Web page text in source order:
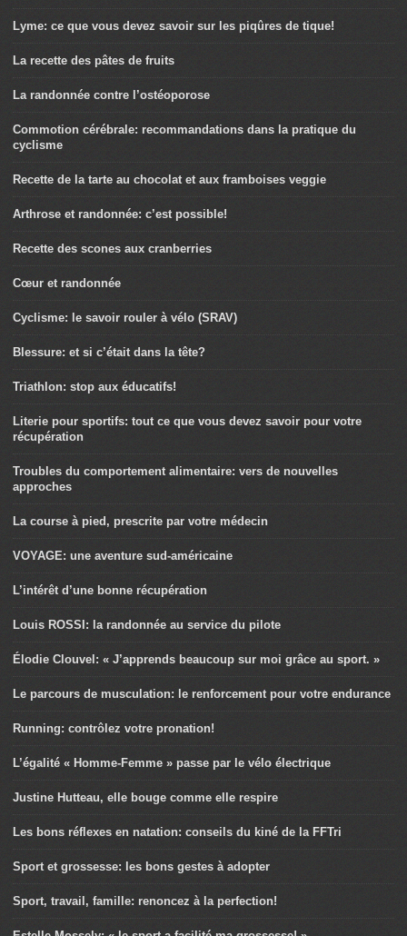
Lyme: ce que vous devez savoir sur les piqûres de tique!
La recette des pâtes de fruits
La randonnée contre l’ostéoporose
Commotion cérébrale: recommandations dans la pratique du
cyclisme
Recette de la tarte au chocolat et aux framboises veggie
Arthrose et randonnée: c’est possible!
Recette des scones aux cranberries
Cœur et randonnée
Cyclisme: le savoir rouler à vélo (SRAV)
Blessure: et si c’était dans la tête?
Triathlon: stop aux éducatifs!
Literie pour sportifs: tout ce que vous devez savoir pour votre
récupération
Troubles du comportement alimentaire: vers de nouvelles
approches
La course à pied, prescrite par votre médecin
VOYAGE: une aventure sud-américaine
L’intérêt d’une bonne récupération
Louis ROSSI: la randonnée au service du pilote
Élodie Clouvel: « J’apprends beaucoup sur moi grâce au sport. »
Le parcours de musculation: le renforcement pour votre endurance
Running: contrôlez votre pronation!
L’égalité « Homme-Femme » passe par le vélo électrique
Justine Hutteau, elle bouge comme elle respire
Les bons réflexes en natation: conseils du kiné de la FFTri
Sport et grossesse: les bons gestes à adopter
Sport, travail, famille: renoncez à la perfection!